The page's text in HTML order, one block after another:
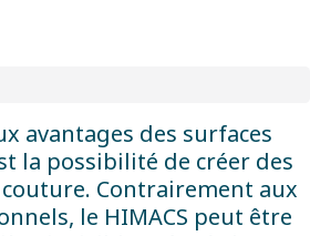
avantages des surfaces
la possibilité de créer des
Contrairement aux
le HIMACS peut être